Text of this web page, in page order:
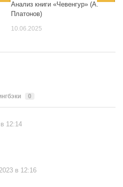
Анализ книги «Чевенгур» (А.
Платонов)
10.06.2025
0
12:14
в 12:16